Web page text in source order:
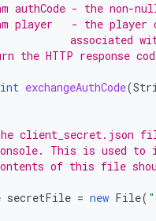
authCode - the non-
player   - the player
associated
the HTTP response
int exchangeAuthCode(
client_secret.json
This is used to
of this file
secretFile = new File(